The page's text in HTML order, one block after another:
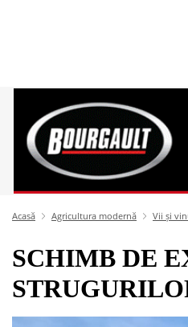
Acasă Agricultura modernă Vii și
SCHIMB DE